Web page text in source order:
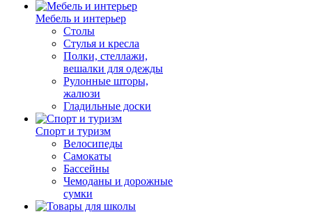
Мебель и интерьер
Столы
Стулья и кресла
Полки, стеллажи,
вешалки для одежды
Рулонные шторы,
жалюзи
Гладильные доски
Спорт и туризм
Велосипеды
Самокаты
Бассейны
Чемоданы и дорожные
сумки